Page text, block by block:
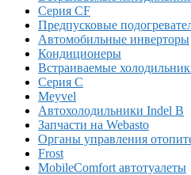
Серия CF
Предпусковые
Автомобильные инверторы
Кондиционеры
Встраиваемые
Серия C
Meyvel
Автохолодильники Indel B
Запчасти на Webasto
Органы управления
Frost
MobileComfort автотуалеты